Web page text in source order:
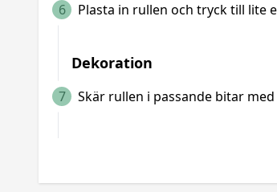
6 Plasta in rullen och tryck till lite
Dekoration
7 Skär rullen i passande bitar